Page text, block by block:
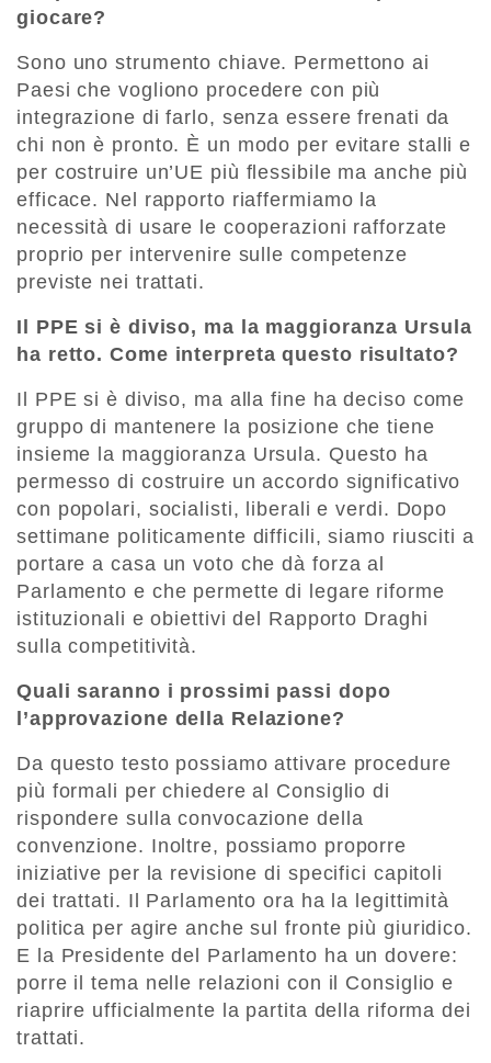
giocare?
Sono uno strumento chiave. Permettono ai
Paesi che vogliono procedere con più
integrazione di farlo, senza essere frenati da
chi non è pronto. È un modo per evitare stalli e
per costruire un’UE più flessibile ma anche più
efficace. Nel rapporto riaffermiamo la
necessità di usare le cooperazioni rafforzate
proprio per intervenire sulle competenze
previste nei trattati.
Il PPE si è diviso, ma la maggioranza Ursula
ha retto. Come interpreta questo risultato?
Il PPE si è diviso, ma alla fine ha deciso come
gruppo di mantenere la posizione che tiene
insieme la maggioranza Ursula. Questo ha
permesso di costruire un accordo significativo
con popolari, socialisti, liberali e verdi. Dopo
settimane politicamente difficili, siamo riusciti a
portare a casa un voto che dà forza al
Parlamento e che permette di legare riforme
istituzionali e obiettivi del Rapporto Draghi
sulla competitività.
Quali saranno i prossimi passi dopo
l’approvazione della Relazione?
Da questo testo possiamo attivare procedure
più formali per chiedere al Consiglio di
rispondere sulla convocazione della
convenzione. Inoltre, possiamo proporre
iniziative per la revisione di specifici capitoli
dei trattati. Il Parlamento ora ha la legittimità
politica per agire anche sul fronte più giuridico.
E la Presidente del Parlamento ha un dovere:
porre il tema nelle relazioni con il Consiglio e
riaprire ufficialmente la partita della riforma dei
trattati.